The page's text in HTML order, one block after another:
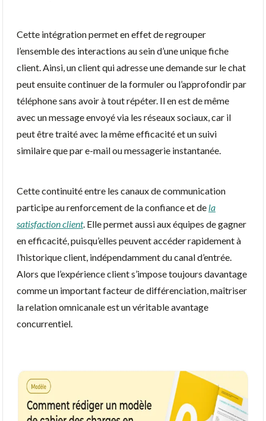
Cette intégration permet en effet de regrouper
l’ensemble des interactions au sein d’une unique fiche
client. Ainsi, un client qui adresse une demande sur le chat
peut ensuite continuer de la formuler ou l’approfondir par
téléphone sans avoir à tout répéter. Il en est de même
avec un message envoyé via les réseaux sociaux, car il
peut être traité avec la même efficacité et un suivi
similaire que par e-mail ou messagerie instantanée.
Cette continuité entre les canaux de communication
participe au renforcement de la confiance et de la
satisfaction client. Elle permet aussi aux équipes de gagner
en efficacité, puisqu’elles peuvent accéder rapidement à
l’historique client, indépendamment du canal d’entrée.
Alors que l’expérience client s’impose toujours davantage
comme un important facteur de différenciation, maîtriser
la relation omnicanale est un véritable avantage
concurrentiel.